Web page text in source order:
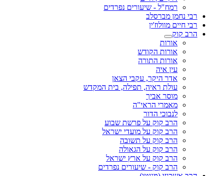
רמח"ל - שיעורים נפרדים
רבי נחמן מברסלב
רבי חיים מוולוז'ין
הרב קוק
אורות
אורות הקודש
אורות התורה
עין איה
אדר היקר, עקבי הצאן
עולת ראיה, תפילה, בית המקדש
מוסר אביך
מאמרי הראי"ה
לנבוכי הדור
הרב קוק על פרשת שבוע
הרב קוק על מועדי ישראל
הרב קוק על תשובה
הרב קוק על הגאולה
הרב קוק על ארץ ישראל
הרב קוק - שיעורים נפרדים